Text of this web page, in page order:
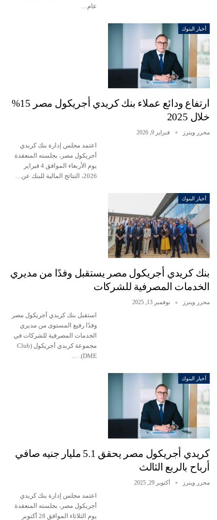
عام…
أخبار البنوك
ارتفاع ودائع عملاء بنك كريدي أجريكول مصر 15%
خلال 2025
محرر وينرز فبراير 9, 2026
اعتمد مجلس إدارة بنك كريدي
أجريكول مصر، بجلسته المنعقدة
يوم الأربعاء الموافق 4 فبراير
2026، النتائج المالية للبنك عن…
أخبار البنوك
بنك كريدي أجريكول مصر يستقبل وفدًا من مديري
الخدمات المصرفية للشركات
محرر وينرز نوفمبر 13, 2025
استقبل بنك كريدي أجريكول مصر
وفدًا رفيع المستوى من مديري
الخدمات المصرفية للشركات في
مجموعة كريدي أجريكول (Club
DME). …
أخبار البنوك
كريدي أجريكول مصر يحقق 5.1 مليار جنيه صافي
أرباح بالربع الثالث
محرر وينرز أكتوبر 29, 2025
اعتمد مجلس إدارة بنك كريدي
أجريكول مصر، بجلسته المنعقدة
يوم الثلاثاء الموافق 28 أكتوبر